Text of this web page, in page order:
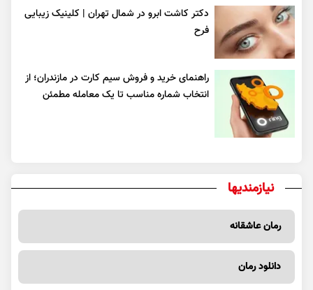
دکتر کاشت ابرو در شمال تهران | کلینیک زیبایی
فرح
راهنمای خرید و فروش سیم کارت در مازندران؛ از
انتخاب شماره مناسب تا یک معامله مطمئن
نیازمندیها
رمان عاشقانه
دانلود رمان